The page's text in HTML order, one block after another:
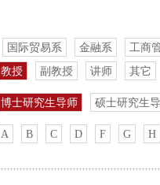
国际贸易系 金融系 工商
教授 副教授 讲师 其它
博士研究生导师 硕士研究生
A B C D F G H